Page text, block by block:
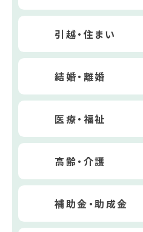
引越・住まい
結婚・離婚
医療・福祉
高齢・介護
補助金・助成金